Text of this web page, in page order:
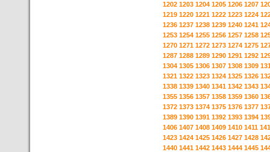
1202 1203 1204 1205 1206 1207
1219 1220 1221 1222 1223 1224
1236 1237 1238 1239 1240 1241
1253 1254 1255 1256 1257 1258
1270 1271 1272 1273 1274 1275
1287 1288 1289 1290 1291 1292
1304 1305 1306 1307 1308 1309
1321 1322 1323 1324 1325 1326
1338 1339 1340 1341 1342 1343
1355 1356 1357 1358 1359 1360
1372 1373 1374 1375 1376 1377
1389 1390 1391 1392 1393 1394
1406 1407 1408 1409 1410 1411
1423 1424 1425 1426 1427 1428
1440 1441 1442 1443 1444 1445